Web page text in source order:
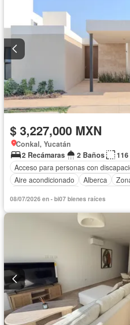
$ 3,227,000 MXN
Conkal, Yucatán
2 Recámaras
2 Baños
116
Acceso para personas con
Aire acondicionado
Alberca
Electricidad
Estacionamiento
Zonas verdes
08/07/2026 en - bi07 bienes raíces